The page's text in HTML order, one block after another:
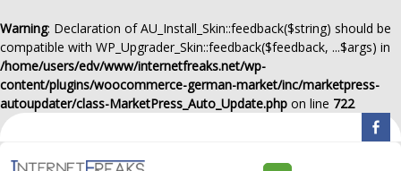
Warning: Declaration of AU_Install_Skin::feedback($string) should be
compatible with WP_Upgrader_Skin::feedback($feedback, ...$args) in
/home/users/edv/www/internetfreaks.net/wp-
content/plugins/woocommerce-german-market/inc/marketpress-
autoupdater/class-MarketPress_Auto_Update.php on line 722